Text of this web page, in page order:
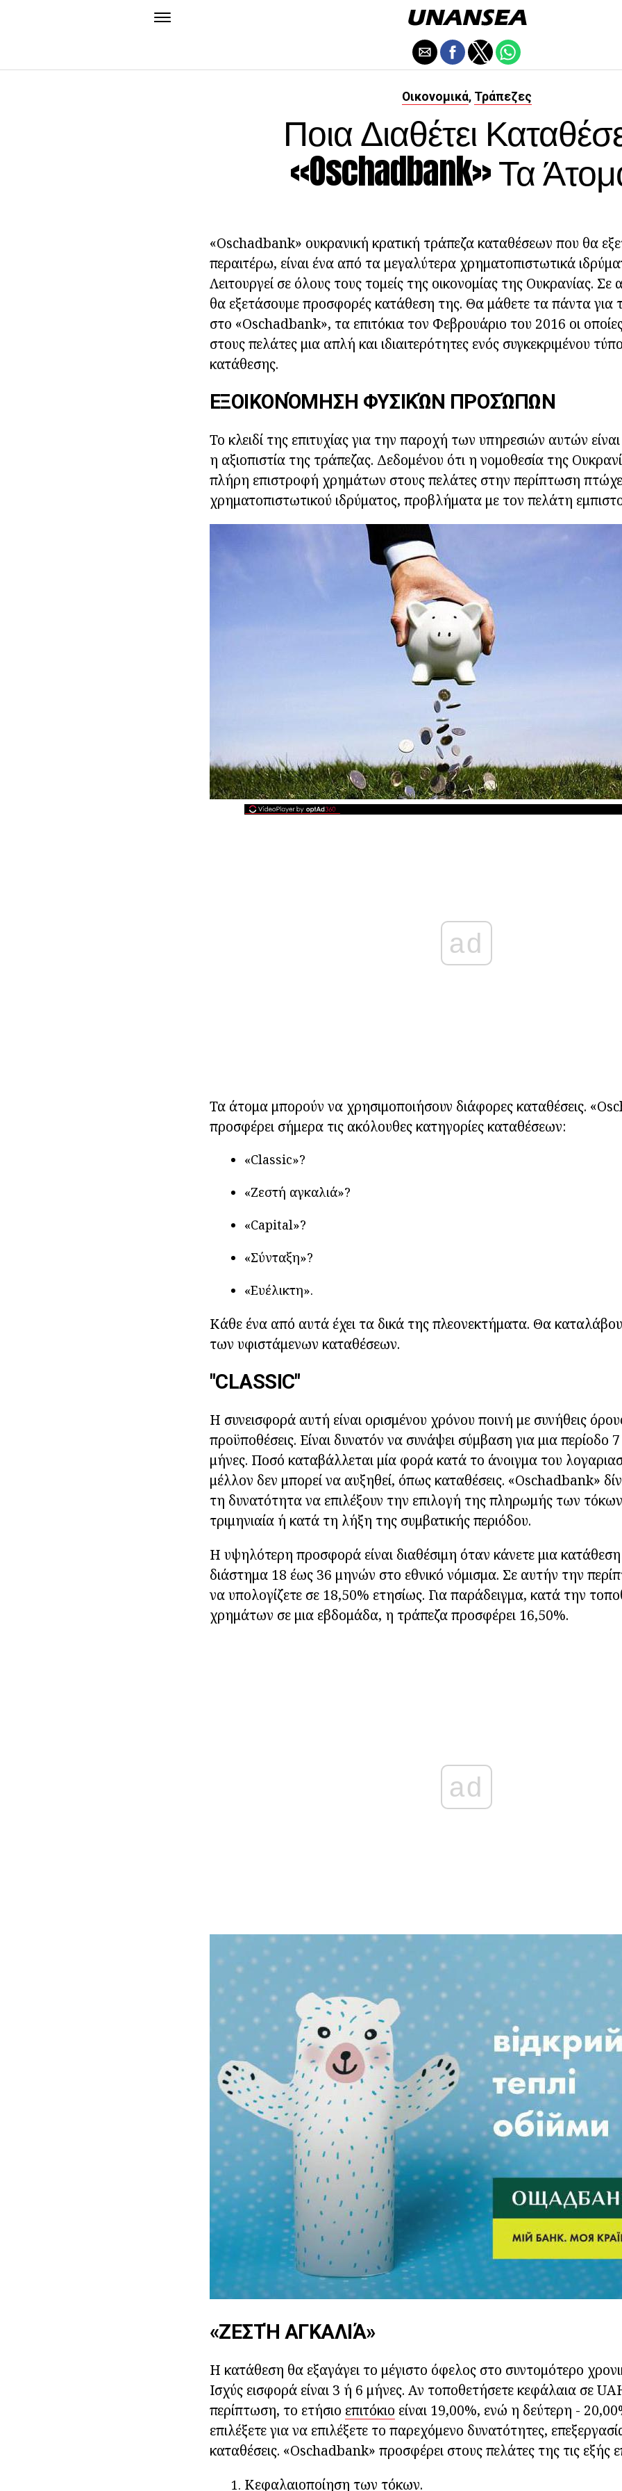
Οικονομικά, Τράπεζες
Ποια Διαθέτει
«Oschadbank» Τα
«Oschadbank» ουκρανική κρατική τράπεζα καταθέσεων που θα
περαιτέρω, είναι ένα από τα μεγαλύτερα χρηματοπιστωτικά
Λειτουργεί σε όλους τους τομείς της οικονομίας της Ουκρανίας.
θα εξετάσουμε προσφορές κατάθεση της. Θα μάθετε τα πάντα για
στο «Oschadbank», τα επιτόκια τον Φεβρουάριο του 2016 οι οποίες
στους πελάτες μια απλή και ιδιαιτερότητες ενός συγκεκριμένου
κατάθεσης.
ΕΞΟΙΚΟΝΌΜΗΣΗ ΦΥΣΙΚΏΝ ΠΡΟΣΏΠΩΝ
Το κλειδί της επιτυχίας για την παροχή των υπηρεσιών αυτών είναι
η αξιοπιστία της τράπεζας. Δεδομένου ότι η νομοθεσία της
πλήρη επιστροφή χρημάτων στους πελάτες στην περίπτωση
χρηματοπιστωτικού ιδρύματος, προβλήματα με τον πελάτη
ad
Τα άτομα μπορούν να χρησιμοποιήσουν διάφορες καταθέσεις.
προσφέρει σήμερα τις ακόλουθες κατηγορίες καταθέσεων:
«Classic»?
«Ζεστή αγκαλιά»?
«Capital»?
«Σύνταξη»?
«Ευέλικτη».
Κάθε ένα από αυτά έχει τα δικά της πλεονεκτήματα. Θα
των υφιστάμενων καταθέσεων.
"CLASSIC"
Η συνεισφορά αυτή είναι ορισμένου χρόνου ποινή με συνήθεις
προϋποθέσεις. Είναι δυνατόν να συνάψει σύμβαση για μια περίοδο
μήνες. Ποσό καταβάλλεται μία φορά κατά το άνοιγμα του
μέλλον δεν μπορεί να αυξηθεί, όπως καταθέσεις. «Oschadbank»
τη δυνατότητα να επιλέξουν την επιλογή της πληρωμής των
τριμηνιαία ή κατά τη λήξη της συμβατικής περιόδου.
Η υψηλότερη προσφορά είναι διαθέσιμη όταν κάνετε μια κατάθεση
διάστημα 18 έως 36 μηνών στο εθνικό νόμισμα. Σε αυτήν την
να υπολογίζετε σε 18,50% ετησίως. Για παράδειγμα, κατά την
χρημάτων σε μια εβδομάδα, η τράπεζα προσφέρει 16,50%.
ad
«ΖΕΣΤΉ ΑΓΚΑΛΙΆ»
Η κατάθεση θα εξαγάγει το μέγιστο όφελος στο συντομότερο
Ισχύς εισφορά είναι 3 ή 6 μήνες. Αν τοποθετήσετε κεφάλαια σε
περίπτωση, το ετήσιο επιτόκιο είναι 19,00%, ενώ η δεύτερη -
επιλέξετε για να επιλέξετε το παρεχόμενο δυνατότητες,
καταθέσεις. «Oschadbank» προσφέρει στους πελάτες της τις εξής
Κεφαλαιοποίηση των τόκων.